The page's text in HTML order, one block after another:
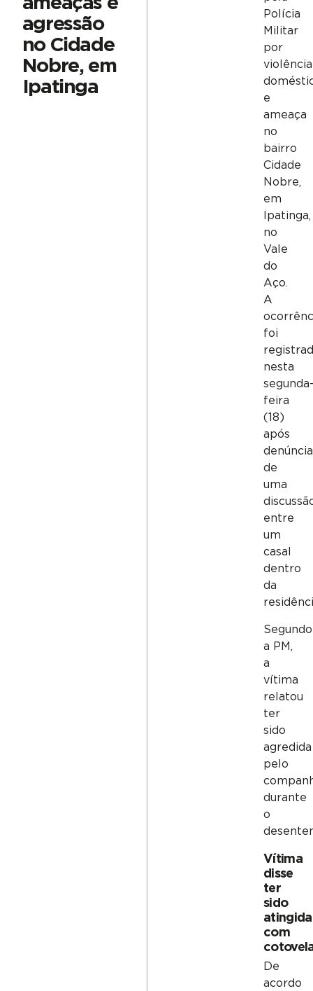
agressão
no Cidade
Nobre, em
Ipatinga
Polícia
Militar
por
violência
e
ameaça
no
bairro
Cidade
Nobre,
em
Ipatinga,
no
Vale
do
Aço.
A
foi
nesta
feira
(18)
após
de
uma
entre
um
casal
dentro
da
Segundo
a PM,
a
vítima
relatou
ter
sido
agredida
pelo
durante
o
Vítima
disse
ter
sido
atingida
com
De
acordo